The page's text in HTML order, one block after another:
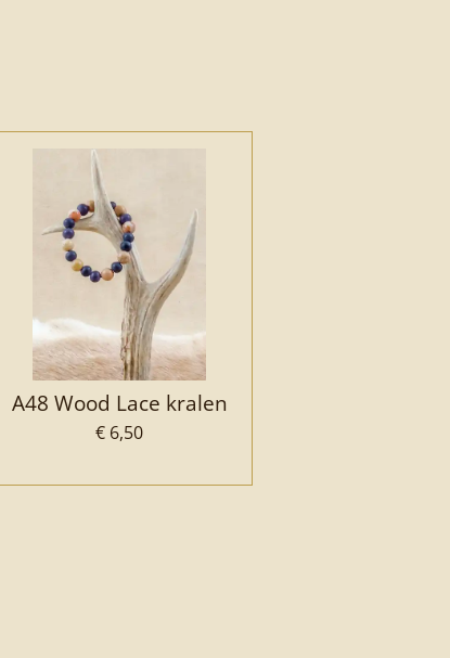
A48 Wood Lace kralen
€ 6,50